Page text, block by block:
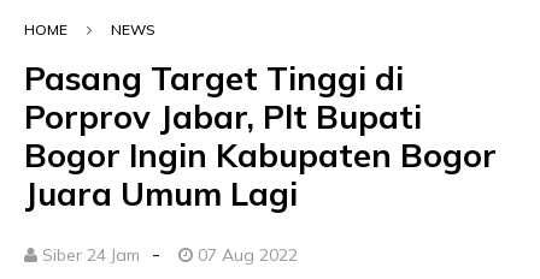
HOME NEWS
Pasang Target Tinggi di
Porprov Jabar, Plt Bupati
Bogor Ingin Kabupaten Bogor
Juara Umum Lagi
Siber 24 Jam - 07 Aug 2022